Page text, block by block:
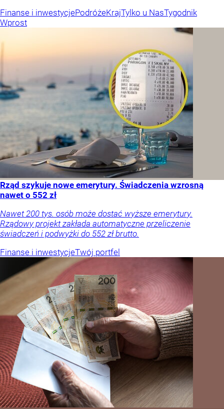
Finanse i inwestycjePodróżeKrajTylko u NasTygodnik
Wprost
Rząd szykuje nowe emerytury. Świadczenia wzrosną
nawet o 552 zł
Nawet 200 tys. osób może dostać wyższe emerytury.
Rządowy projekt zakłada automatyczne przeliczenie
świadczeń i podwyżki do 552 zł brutto.
Finanse i inwestycjeTwój portfel